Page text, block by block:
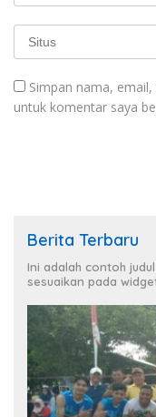
Simpan nama,
untuk komentar saya
Berita Terbaru
Ini adalah contoh
sesuaikan pada